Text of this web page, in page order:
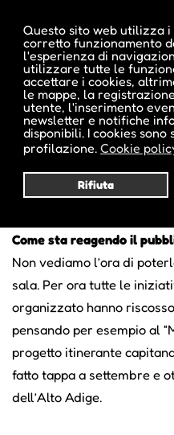
Questo sito web utilizza
corretto funzionamento
l'esperienza di
utilizzare tutte le
accettare i cookies,
le mappe, la
utente, l'inserimento
newsletter e notifiche
disponibili. I cookies sono
profilazione. Cookie
Rifiuta
Abbiamo deciso di
gran parte da spettacoli
dare nuova linfa al settore
in seconda battuta, ci dà
la stagione. Sto parlando
canzone d’amore” e di
spettacolo scritto da
tra gli altri, da Rocco
Come sta reagendo il
Non vediamo l’ora di
sala. Per ora tutte le
organizzato hanno
pensando per esempio al
progetto itinerante
fatto tappa a settembre e
dell’Alto Adige.